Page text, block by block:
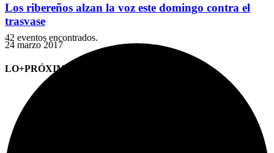
Los ribereños alzan la voz este domingo contra el
trasvase
24 marzo 2017
LO+PRÓXIMO (CITAS)
42 eventos encontrados.